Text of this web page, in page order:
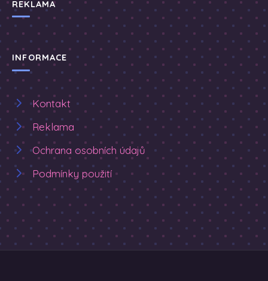
REKLAMA
INFORMACE
Kontakt
Reklama
Ochrana osobních údajů
Podmínky použití